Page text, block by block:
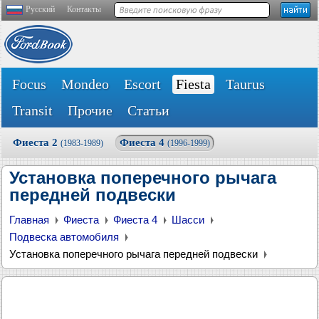
Русский Контакты
Focus Mondeo Escort Fiesta
Taurus
Transit
Прочие Статьи
Фиеста 2 (1983-1989) Фиеста 4 (1996-1999)
Установка поперечного рычага
передней подвески
Главная Фиеста Фиеста 4
Шасси
Подвеска автомобиля
Установка поперечного рычага передней подвески